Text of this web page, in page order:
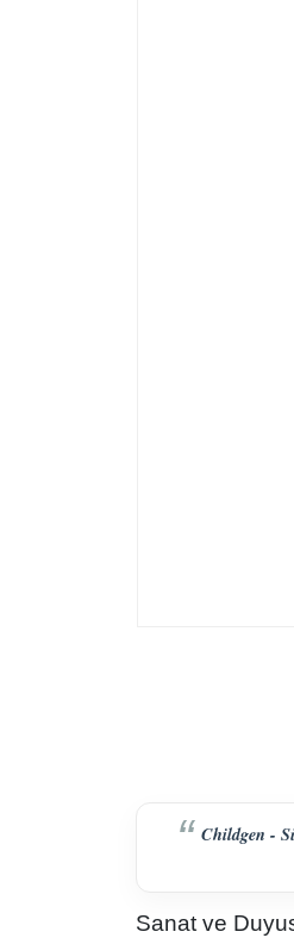
Childgen -
Sanat ve